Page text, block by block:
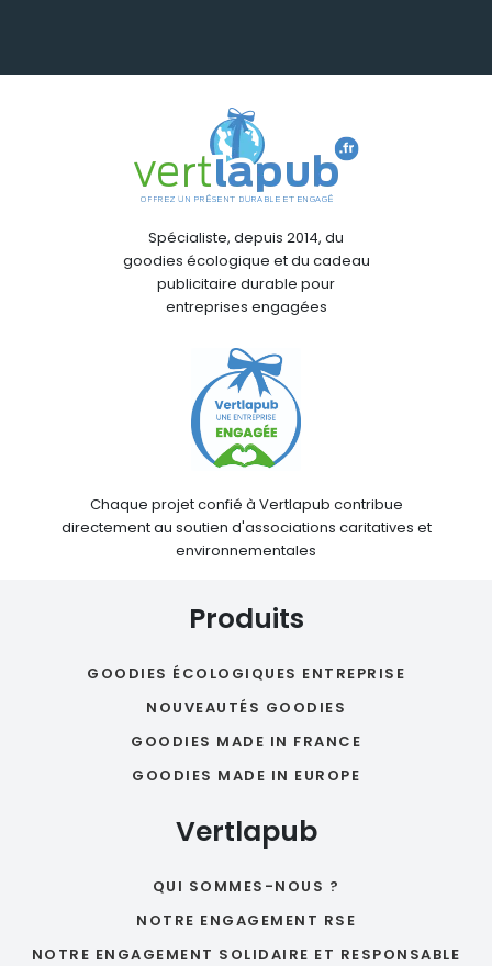
Spécialiste, depuis 2014, du
goodies écologique et du cadeau
publicitaire durable pour
entreprises engagées
Chaque projet confié à Vertlapub contribue
directement au soutien d'associations caritatives et
environnementales
Produits
GOODIES ÉCOLOGIQUES ENTREPRISE
NOUVEAUTÉS GOODIES
GOODIES MADE IN FRANCE
GOODIES MADE IN EUROPE
Vertlapub
QUI SOMMES-NOUS ?
NOTRE ENGAGEMENT RSE
NOTRE ENGAGEMENT SOLIDAIRE ET RESPONSABLE